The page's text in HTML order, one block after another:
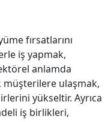
fırsatlarını
iş yapmak,
anlamda
müşterilere ulaşmak,
yükseltir. Ayrıca
iş birlikleri,